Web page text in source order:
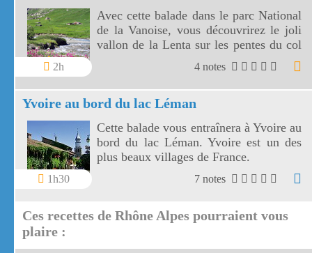
2h
Avec cette balade dans le parc National
de la Vanoise, vous découvrirez le joli
vallon de la Lenta sur les pentes du col
de l'Iseran. Le vallon de la Lenta fait
face au glacier des Evettes et à la vallée
de l'Arc. Le col de l'Iseran est le plus
haut de France.
4 notes
Yvoire au bord du lac Léman
1h30
Cette balade vous entraînera à Yvoire au
bord du lac Léman. Yvoire est un des
plus beaux villages de France.
7 notes
Ces recettes de Rhône Alpes pourraient vous
plaire :